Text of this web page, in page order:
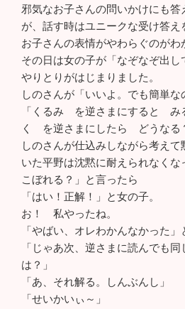
邪気なお子さんの問いかけにも答
が、話す時はユニークな受け答え
お子さんの表情がやわらぐのがわ
その日は女の子が「なぞなぞ出し
やりとりがはじまりました。
しのさんが「いいよ。でも簡単な
「くるみ を逆さまにすると
く を逆さまにしたら どうなる
しのさんが仕込みしながら考え
いた平野は沈黙に耐えられなく
こぼれる？」と言ったら
「はい！正解！」と女の子。
お！ 私やったね。
「やばい、オレわかんなかった
「じゃあ次、逆さまに読んでも
は？」
「あ、それ解る。しんぶんし」
「せいかいぃ～」